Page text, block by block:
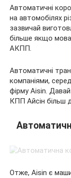
Автоматичні
на автомобілях
зазвичай
більше якщо
АКПП.
Автоматичні
компаніями,
фірму Aisin.
КПП Айсін більш
Отже, Aisin є